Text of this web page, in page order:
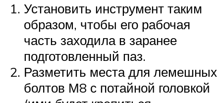
Установить инструмент таким
образом, чтобы его рабочая
часть заходила в заранее
подготовленный паз.
Разметить места для лемешных
болтов М8 с потайной головкой